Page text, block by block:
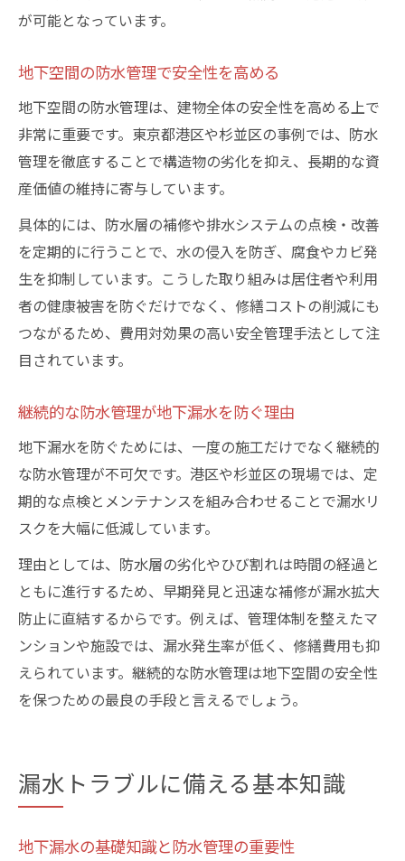
が可能となっています。
地下空間の防水管理で安全性を高める
地下空間の防水管理は、建物全体の安全性を高める上で
非常に重要です。東京都港区や杉並区の事例では、防水
管理を徹底することで構造物の劣化を抑え、長期的な資
産価値の維持に寄与しています。
具体的には、防水層の補修や排水システムの点検・改善
を定期的に行うことで、水の侵入を防ぎ、腐食やカビ発
生を抑制しています。こうした取り組みは居住者や利用
者の健康被害を防ぐだけでなく、修繕コストの削減にも
つながるため、費用対効果の高い安全管理手法として注
目されています。
継続的な防水管理が地下漏水を防ぐ理由
地下漏水を防ぐためには、一度の施工だけでなく継続的
な防水管理が不可欠です。港区や杉並区の現場では、定
期的な点検とメンテナンスを組み合わせることで漏水リ
スクを大幅に低減しています。
理由としては、防水層の劣化やひび割れは時間の経過と
ともに進行するため、早期発見と迅速な補修が漏水拡大
防止に直結するからです。例えば、管理体制を整えたマ
ンションや施設では、漏水発生率が低く、修繕費用も抑
えられています。継続的な防水管理は地下空間の安全性
を保つための最良の手段と言えるでしょう。
漏水トラブルに備える基本知識
地下漏水の基礎知識と防水管理の重要性